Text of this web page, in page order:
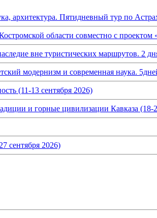
архитектура. Пятидневный тур по
области совместно с проектом
вне туристических маршрутов. 2
модернизм и современная наука.
(11-13 сентября 2026)
и горные цивилизации Кавказа (18-
сентября 2026)